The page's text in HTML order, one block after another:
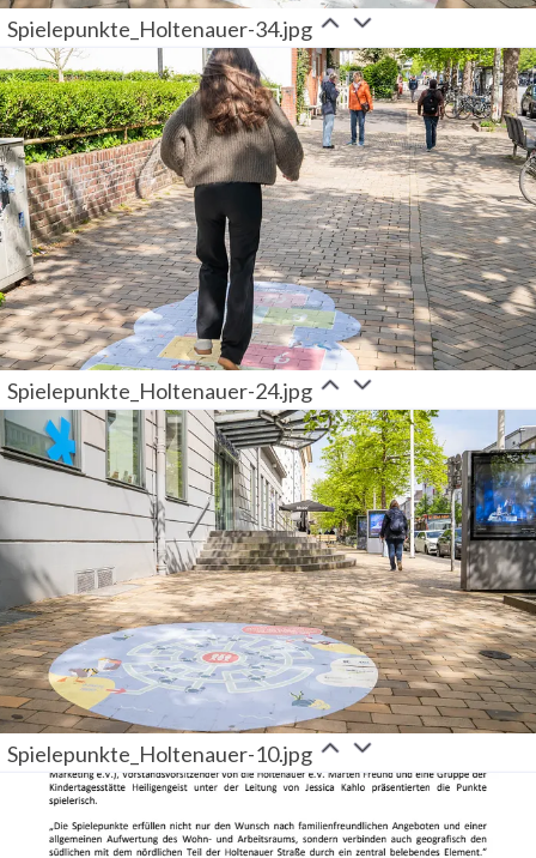
Spielepunkte_Holtenauer-34.jpg
Spielepunkte_Holtenauer-24.jpg
Spielepunkte_Holtenauer-10.jpg